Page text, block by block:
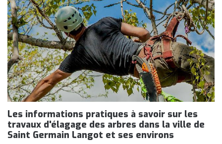
Les informations pratiques à savoir sur les
travaux d'élagage des arbres dans la ville de
Saint Germain Langot et ses environs